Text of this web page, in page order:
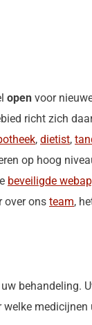
open voor
richt zich
, dietist,
op hoog
beveiligde
over ons team,
behandeling.
medicijnen